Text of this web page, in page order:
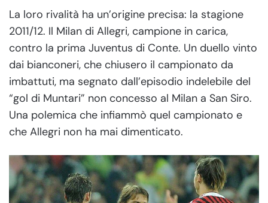
La loro rivalità ha un’origine precisa: la stagione
2011/12. Il Milan di Allegri, campione in carica,
contro la prima Juventus di Conte. Un duello vinto
dai bianconeri, che chiusero il campionato da
imbattuti, ma segnato dall’episodio indelebile del
“gol di Muntari” non concesso al Milan a San Siro.
Una polemica che infiammò quel campionato e
che Allegri non ha mai dimenticato.